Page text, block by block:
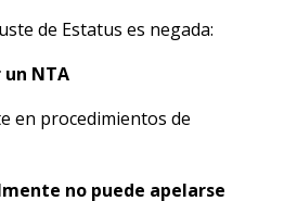
de Estatus es negada:
un NTA
en procedimientos de
no puede apelarse